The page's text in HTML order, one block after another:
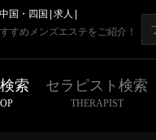
中国・四国
求人
すめメンズエステをご紹介！
索 セラピスト検索
THERAPIST